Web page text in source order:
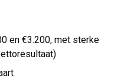
en €3.200, met sterke